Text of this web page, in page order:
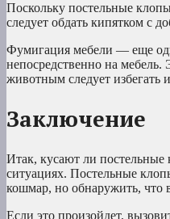
Поскольку постельные
следует обдать кипятком с
Фумигация мебели — еще
непосредственно на
животным следует избегать
Заключение
Итак, кусают ли постельные
ситуациях. Постельные
кошмар, но обнаружить, что
Если это произойдет,